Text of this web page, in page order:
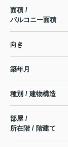
面積 /
バルコニー面積
向き
築年月
種別 / 建物構造
部屋 /
所在階 / 階建て